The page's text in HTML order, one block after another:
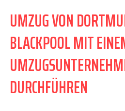
UMZUG VON
BLACKPOOL MIT
DURCHFÜHREN